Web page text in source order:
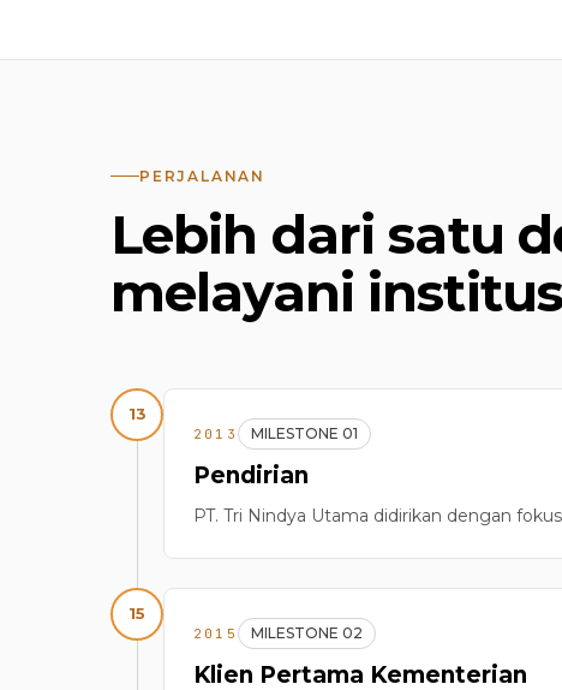
PERJALANAN
Lebih dari satu
melayani
13
2013 MILESTONE 01
Pendirian
PT. Tri Nindya Utama didirikan dengan
15
2015 MILESTONE 02
Klien Pertama Kementerian